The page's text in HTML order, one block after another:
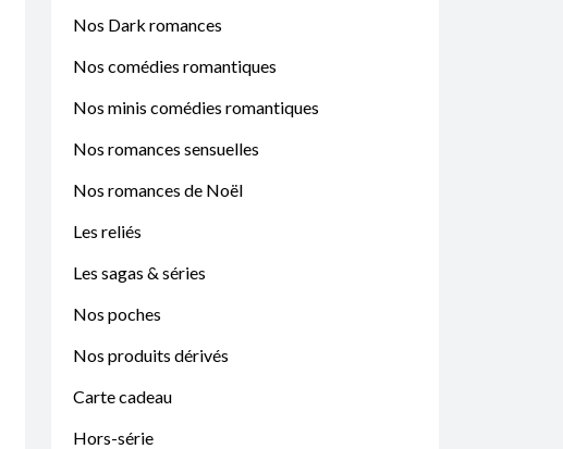
Nos Dark romances
Nos comédies romantiques
Nos minis comédies romantiques
Nos romances sensuelles
Nos romances de Noël
Les reliés
Les sagas & séries
Nos poches
Nos produits dérivés
Carte cadeau
Hors-série